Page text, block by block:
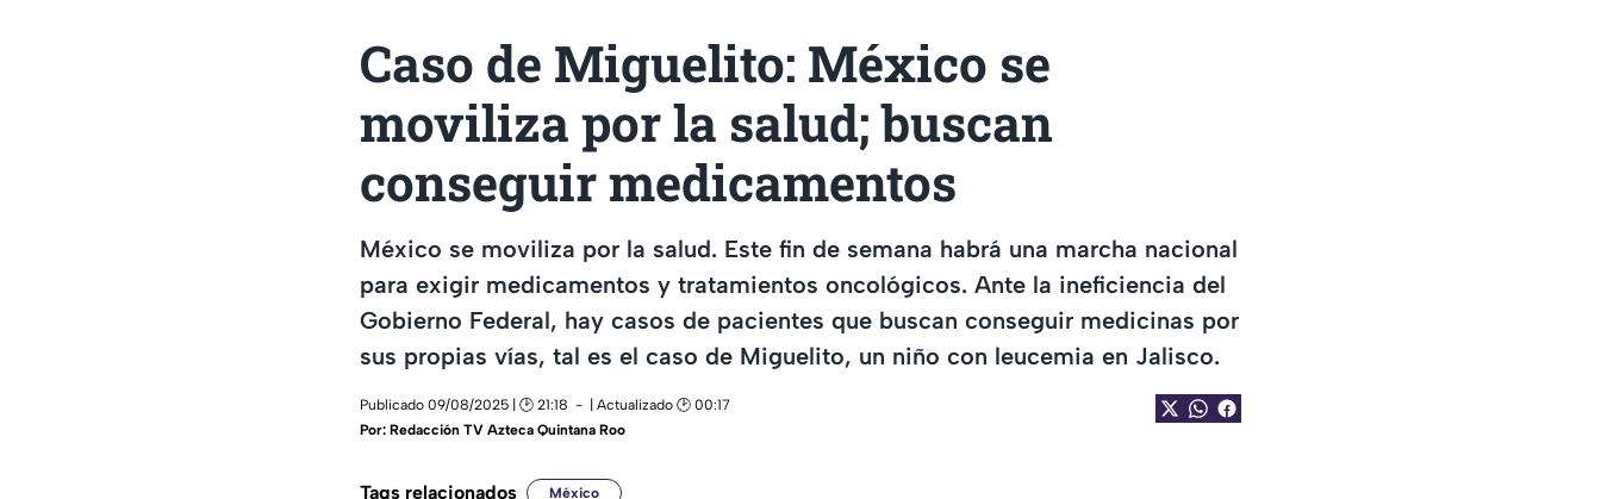
Caso de Miguelito: México se
moviliza por la salud; buscan
conseguir medicamentos
México se moviliza por la salud. Este fin de semana habrá una marcha nacional
para exigir medicamentos y tratamientos oncológicos. Ante la ineficiencia del
Gobierno Federal, hay casos de pacientes que buscan conseguir medicinas por
sus propias vías, tal es el caso de Miguelito, un niño con leucemia en Jalisco.
Publicado 09/08/2025 | 🕑 21:18
| Actualizado 🕑 00:17
Por: Redacción TV Azteca Quintana Roo
Tags relacionados México